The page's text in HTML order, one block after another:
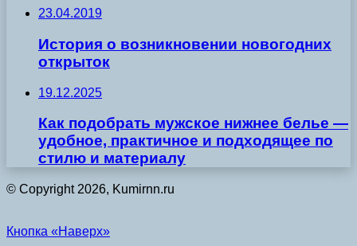
23.04.2019
История о возникновении новогодних
открыток
19.12.2025
Как подобрать мужское нижнее белье —
удобное, практичное и подходящее по
стилю и материалу
© Copyright 2026, Kumirnn.ru
Кнопка «Наверх»